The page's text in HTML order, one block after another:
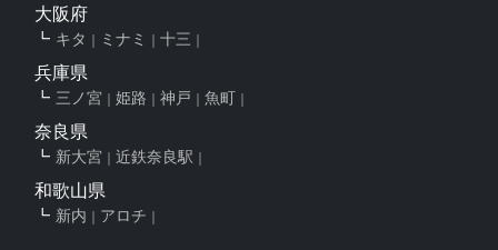
大阪府
キタ ミナミ 十三
兵庫県
三ノ宮 姫路 神戸 魚町
奈良県
新大宮 近鉄奈良駅
和歌山県
新内 アロチ